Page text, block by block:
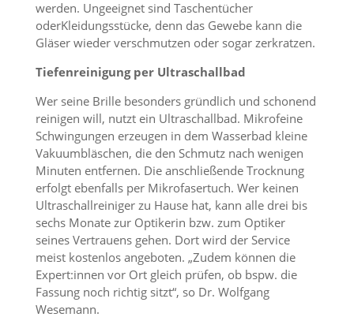
werden. Ungeeignet sind Taschentücher
oderKleidungsstücke, denn das Gewebe kann die
Gläser wieder verschmutzen oder sogar zerkratzen.
Tiefenreinigung per Ultraschallbad
Wer seine Brille besonders gründlich und schonend
reinigen will, nutzt ein Ultraschallbad. Mikrofeine
Schwingungen erzeugen in dem Wasserbad kleine
Vakuumbläschen, die den Schmutz nach wenigen
Minuten entfernen. Die anschließende Trocknung
erfolgt ebenfalls per Mikrofasertuch. Wer keinen
Ultraschallreiniger zu Hause hat, kann alle drei bis
sechs Monate zur Optikerin bzw. zum Optiker
seines Vertrauens gehen. Dort wird der Service
meist kostenlos angeboten. „Zudem können die
Expert:innen vor Ort gleich prüfen, ob bspw. die
Fassung noch richtig sitzt“, so Dr. Wolfgang
Wesemann.